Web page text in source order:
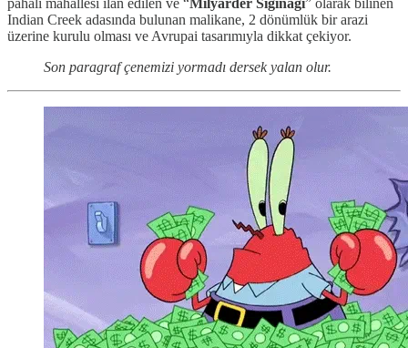
Indian Creek adasında bulunan malikane, 2 dönümlük bir arazi
üzerine kurulu olması ve Avrupai tasarımıyla dikkat çekiyor.
Son paragraf çenemizi yormadı dersek yalan olur.